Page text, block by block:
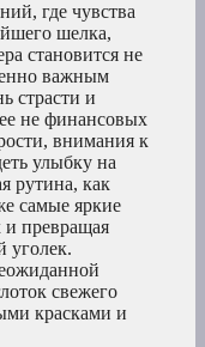
где чувства
шелка,
становится не
важным
страсти и
не финансовых
внимания к
улыбку на
рутина, как
самые яркие
и превращая
уголек.
свежего
красками и